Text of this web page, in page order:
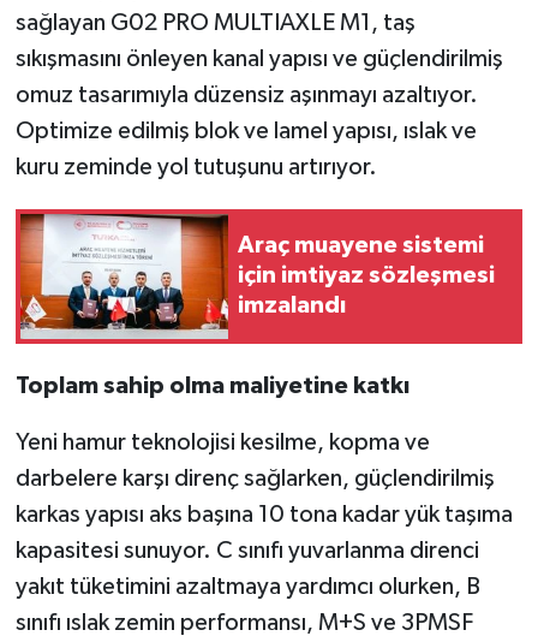
sağlayan G02 PRO MULTIAXLE M1, taş
sıkışmasını önleyen kanal yapısı ve güçlendirilmiş
omuz tasarımıyla düzensiz aşınmayı azaltıyor.
Optimize edilmiş blok ve lamel yapısı, ıslak ve
kuru zeminde yol tutuşunu artırıyor.
Araç muayene sistemi
için imtiyaz sözleşmesi
imzalandı
Toplam sahip olma maliyetine katkı
Yeni hamur teknolojisi kesilme, kopma ve
darbelere karşı direnç sağlarken, güçlendirilmiş
karkas yapısı aks başına 10 tona kadar yük taşıma
kapasitesi sunuyor. C sınıfı yuvarlanma direnci
yakıt tüketimini azaltmaya yardımcı olurken, B
sınıfı ıslak zemin performansı, M+S ve 3PMSF